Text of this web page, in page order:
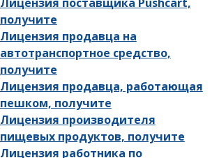
получите
Лицензия продавца на
автотранспортное средство,
получите
Лицензия продавца, работающая
пешком, получите
Лицензия производителя
пищевых продуктов, получите
Лицензия работника по